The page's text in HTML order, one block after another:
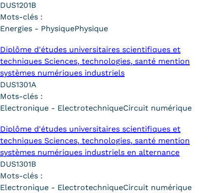
DUS1201B
Mots-clés :
Energies - PhysiquePhysique
Diplôme d'études universitaires scientifiques et
techniques Sciences, technologies, santé mention
systèmes numériques industriels
DUS1301A
Mots-clés :
Electronique - ElectrotechniqueCircuit numérique
Diplôme d'études universitaires scientifiques et
techniques Sciences, technologies, santé mention
systèmes numériques industriels en alternance
DUS1301B
Mots-clés :
Electronique - ElectrotechniqueCircuit numérique